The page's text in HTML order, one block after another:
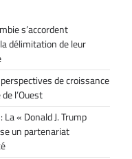
s’accordent
délimitation de leur
de croissance
l’Ouest
« Donald J. Trump
un partenariat